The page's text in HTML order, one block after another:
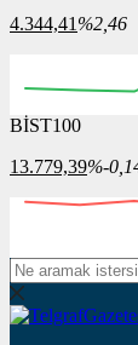
4.344,41 %2,46
BİST100
13.779,39%-